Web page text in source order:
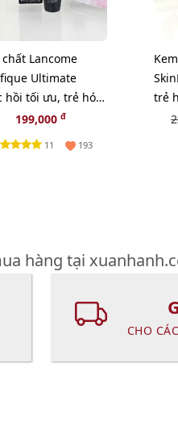
Lancome
Ultimate
hồi tối ưu, trẻ hóa
(New)
199,000đ
11 193
trẻ
hàng tại
CHO